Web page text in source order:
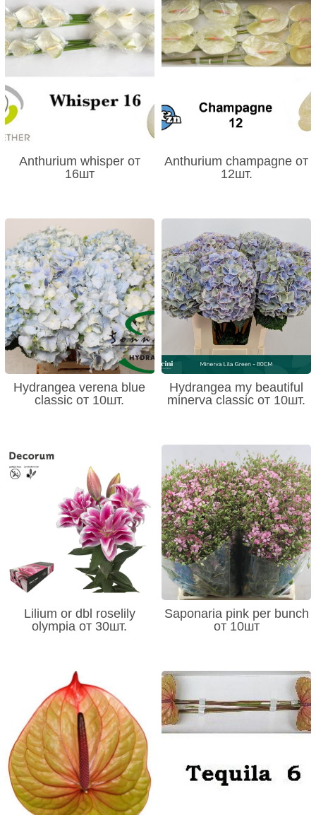
Anthurium whisper от
16шт
Anthurium champagne от
12шт.
Hydrangea verena blue
classic от 10шт.
Hydrangea my beautiful
minerva classic от 10шт.
Lilium or dbl roselily
olympia от 30шт.
Saponaria pink per bunch
от 10шт